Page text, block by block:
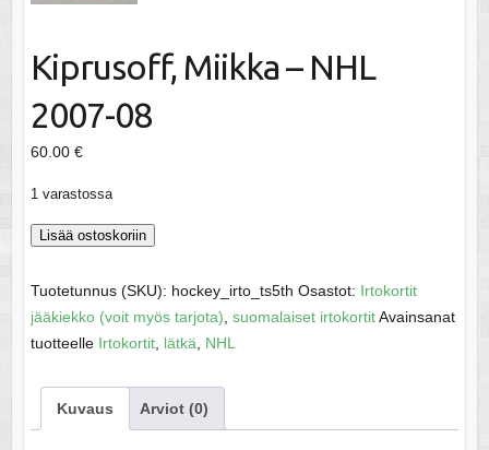
Kiprusoff, Miikka – NHL
2007-08
60.00 €
1 varastossa
Kiprusoff,
-
NHL
2007-
määrä
Lisää ostoskoriin
Tuotetunnus (SKU): hockey_irto_ts5th Osastot: Irtokortit
jääkiekko (voit myös tarjota) suomalaiset irtokortitAvainsanat
tuotteelle Irtokortit, lätkä NHL
Kuvaus Arviot (0)